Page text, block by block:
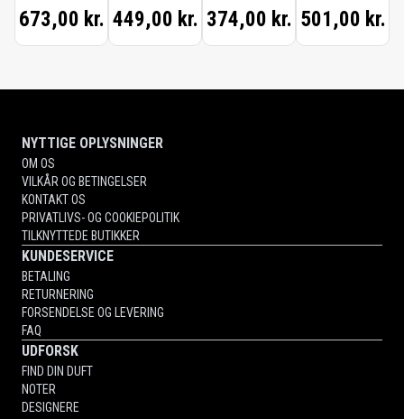
SAFFRON,
RADICAL
PARISIAN
673,00 kr. 449,00 kr. 374,00 kr. 501,00 kr.
NYTTIGE OPLYSNINGER
OM OS
VILKÅR OG BETINGELSER
KONTAKT OS
PRIVATLIVS- OG COOKIEPOLITIK
TILKNYTTEDE BUTIKKER
KUNDESERVICE
BETALING
RETURNERING
FORSENDELSE OG LEVERING
FAQ
UDFORSK
FIND DIN DUFT
NOTER
DESIGNERE